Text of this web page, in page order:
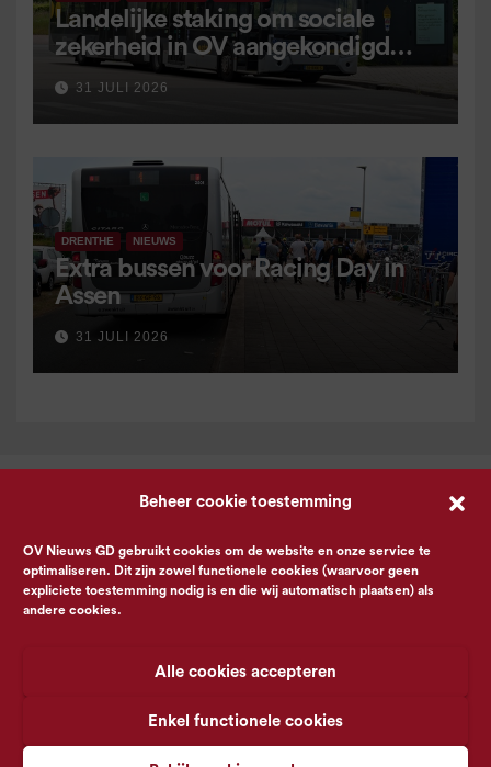
Beheer cookie toestemming
OV Nieuws GD gebruikt cookies om de website en onze service te
optimaliseren. Dit zijn zowel functionele cookies (waarvoor geen
expliciete toestemming nodig is en die wij automatisch plaatsen) als
andere cookies.
Alle cookies accepteren
Enkel functionele cookies
Landelijke staking om sociale
zekerheid in OV aangekondigd
voor 9 september
31 JULI 2026
DRENTHE NIEUWS
Extra bussen voor Racing Day in
Assen
31 JULI 2026